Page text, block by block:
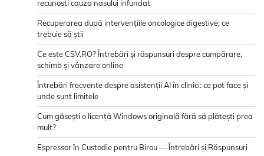
recunosti cauza nasului infundat
Recuperarea după intervențiile oncologice digestive: ce
trebuie să știi
Ce este CSV.RO? Întrebări și răspunsuri despre cumpărare,
schimb și vânzare online
Întrebări frecvente despre asistenții AI în clinici: ce pot face și
unde sunt limitele
Cum găsești o licență Windows originală fără să plătești prea
mult?
Espressor în Custodie pentru Birou — Întrebări și Răspunsuri